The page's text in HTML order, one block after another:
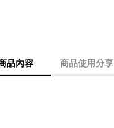
品內容 商品使用分享